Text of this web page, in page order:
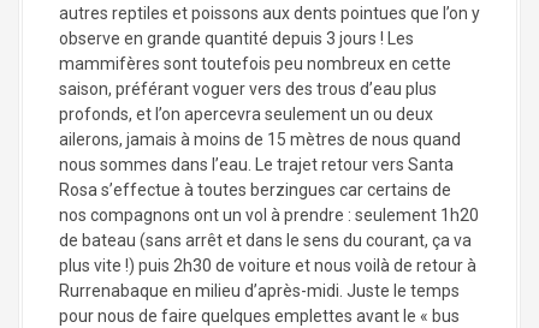
autres reptiles et poissons aux dents pointues que l’on y
observe en grande quantité depuis 3 jours ! Les
mammifères sont toutefois peu nombreux en cette
saison, préférant voguer vers des trous d’eau plus
profonds, et l’on apercevra seulement un ou deux
ailerons, jamais à moins de 15 mètres de nous quand
nous sommes dans l’eau. Le trajet retour vers Santa
Rosa s’effectue à toutes berzingues car certains de
nos compagnons ont un vol à prendre : seulement 1h20
de bateau (sans arrêt et dans le sens du courant, ça va
plus vite !) puis 2h30 de voiture et nous voilà de retour à
Rurrenabaque en milieu d’après-midi. Juste le temps
pour nous de faire quelques emplettes avant le « bus